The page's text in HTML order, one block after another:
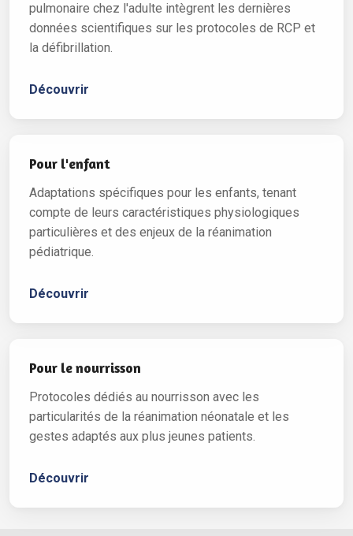
pulmonaire chez l'adulte intègrent les dernières
données scientifiques sur les protocoles de RCP et
la défibrillation.
Découvrir
Pour l'enfant
Adaptations spécifiques pour les enfants, tenant
compte de leurs caractéristiques physiologiques
particulières et des enjeux de la réanimation
pédiatrique.
Découvrir
Pour le nourrisson
Protocoles dédiés au nourrisson avec les
particularités de la réanimation néonatale et les
gestes adaptés aux plus jeunes patients.
Découvrir